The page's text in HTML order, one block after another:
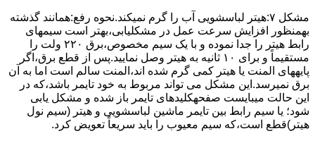
مشکل ۷:ﻫﯿﺘﺮ لباسشویی آب را ﮔﺮم نمیکند.نحوه رﻓﻊ:ﻫﻤﺎﻧﻨﺪ ﮔﺬﺷﺘﻪ
بهمنظور اﻓﺰاﯾﺶ ﺳﺮﻋﺖ ﻋﻤﻞ در مشکلیابی،بهتر است سیمهای
راﺑﻂ ﻫﯿﺘﺮ را ﺟﺪا ﻧﻤﻮده و ﺑﺎ ﯾﮏ ﺳﯿﻢ ﻣﺨﺼﻮص،برق ۲۲۰ ولت را
مستقیماً و برای ۱۰ ﺛﺎﻧﯿﻪ ﺑﻪ ﻫﯿﺘﺮ وصل نمایید.ﭘﺲ از ﻗﻄﻊ ﺑﺮق،اﮔﺮ
پایههای اﻟﻤﻨﺖ یا هیتر کمی ﮔﺮم ﺷﺪه اند،اﻟﻤﻨﺖ ﺳﺎﻟﻢ است اما ﺑﻪ آن
ﺑﺮق نمیرسد.اﯾﻦ ﻣﺸﮑﻞ می تواند مربوط به ﺧﻮد ﺗﺎﯾﻤﺮ باشد،ﮐﻪ در
این حالت میبایست صفحهکلیدهای ﺗﺎﯾﻤﺮ باز شده و مشکل یابی
شود؛ ﯾﺎ ﺳﯿﻢ راﺑﻂ ﺑﯿﻦ ﺗﺎﯾﻤﺮ ماشین لباسشویی و ﻫﯿﺘﺮ (سیم ﻧﻮل
ﻫﯿﺘﺮ)ﻗﻄﻊ اﺳﺖ،ﮐﻪ ﺳﯿﻢ ﻣﻌﯿﻮب را ﺑﺎﯾﺪ سریعاً ﺗﻌﻮﯾﺾ کرد.